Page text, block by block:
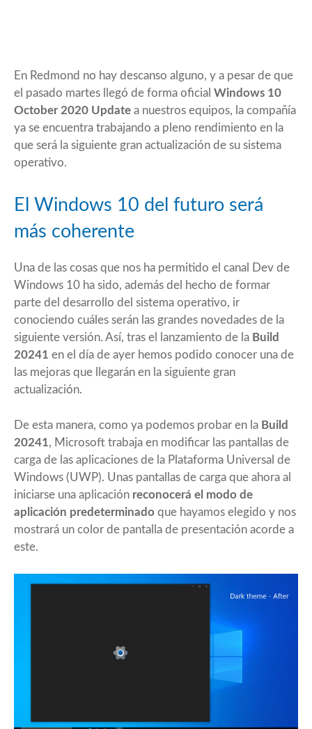
En Redmond no hay descanso alguno, y a pesar de que
el pasado martes llegó de forma oficial Windows 10
October 2020 Update a nuestros equipos, la compañía
ya se encuentra trabajando a pleno rendimiento en la
que será la siguiente gran actualización de su sistema
operativo.
El Windows 10 del futuro será
más coherente
Una de las cosas que nos ha permitido el canal Dev de
Windows 10 ha sido, además del hecho de formar
parte del desarrollo del sistema operativo, ir
conociendo cuáles serán las grandes novedades de la
siguiente versión. Así, tras el lanzamiento de la Build
20241 en el día de ayer hemos podido conocer una de
las mejoras que llegarán en la siguiente gran
actualización.
De esta manera, como ya podemos probar en la Build
20241, Microsoft trabaja en modificar las pantallas de
carga de las aplicaciones de la Plataforma Universal de
Windows (UWP). Unas pantallas de carga que ahora al
iniciarse una aplicación reconocerá el modo de
aplicación predeterminado que hayamos elegido y nos
mostrará un color de pantalla de presentación acorde a
este.